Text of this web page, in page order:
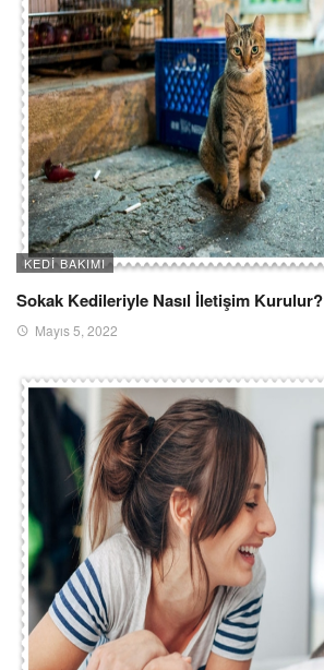
KEDI BAKIMI
Sokak Kedileriyle Nasıl İletişim Kurulur?
Mayıs 5, 2022